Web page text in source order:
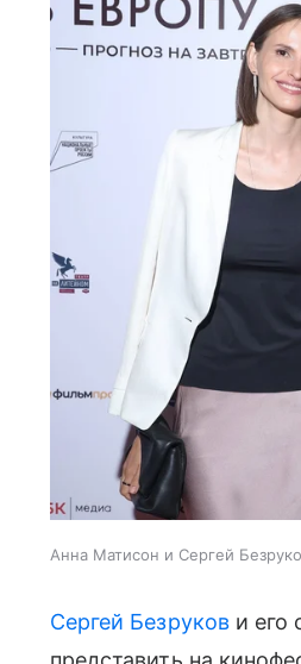
Анна Матисон и Сергей
Сергей Безрукови его